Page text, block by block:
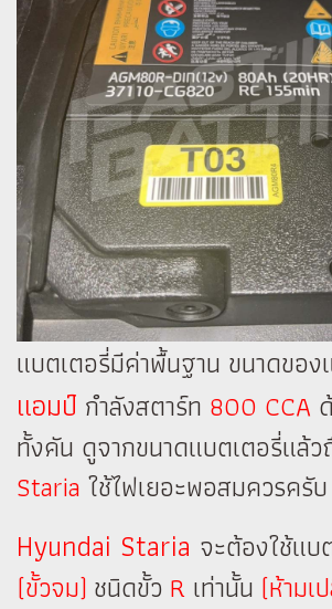
แบตเตอรี่มีค่าพื้นฐาน ขนาดขอ
แอมป์ กำลังสตาร์ท 800 CCA
ทั้งคัน ดูจากขนาดแบตเตอรี่แล้ว
Staria ใช้ไฟเยอะพอสมควรครับ
Hyundai Staria จะต้องใช้แบ
(ขั้วจม) ชนิดขั้ว R เท่านั้น (ห้ามเ